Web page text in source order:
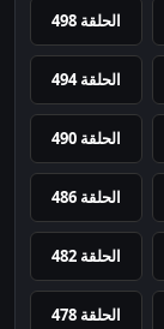
الحلقة 498
الحلقة 494
الحلقة 490
الحلقة 486
الحلقة 482
الحلقة 478